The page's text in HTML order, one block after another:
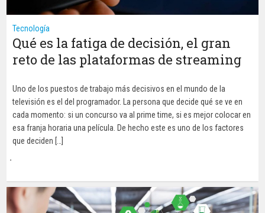
Tecnología
Qué es la fatiga de decisión, el gran
reto de las plataformas de streaming
Uno de los puestos de trabajo más decisivos en el mundo de la
televisión es el del programador. La persona que decide qué se ve en
cada momento: si un concurso va al prime time, si es mejor colocar en
esa franja horaria una película. De hecho este es uno de los factores
que deciden […]